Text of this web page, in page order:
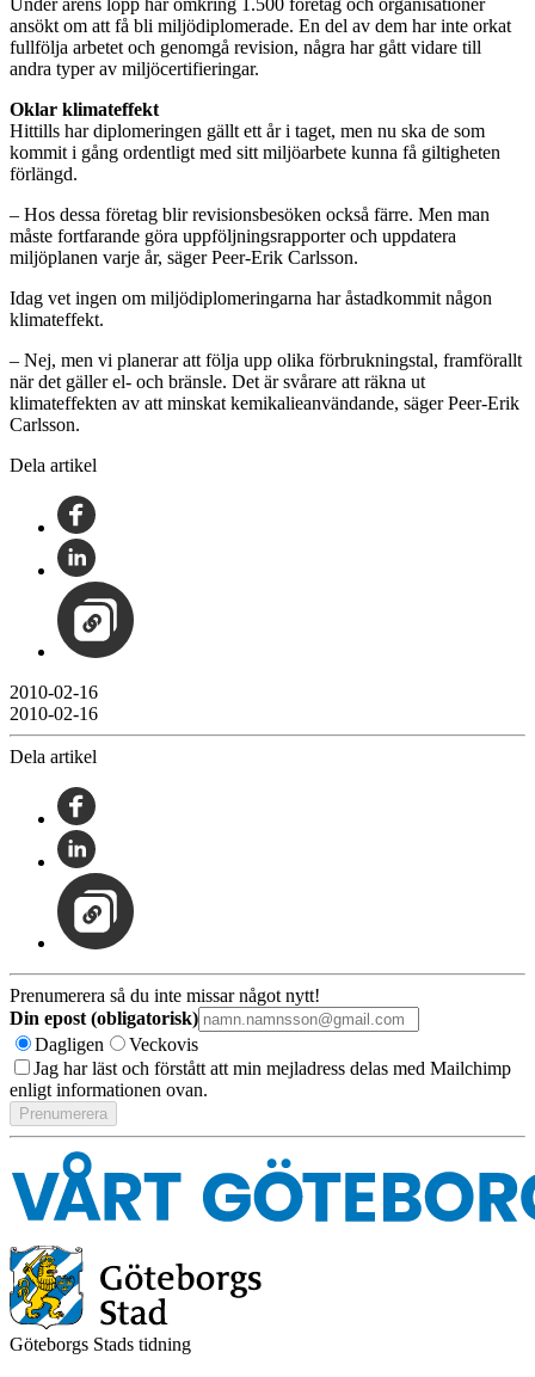
ansökt om att få bli miljödiplomerade. En del av dem har inte orkat
fullfölja arbetet och genomgå revision, några har gått vidare till
andra typer av miljöcertifieringar.
Oklar klimateffekt
Hittills har diplomeringen gällt ett år i taget, men nu ska de som
kommit i gång ordentligt med sitt miljöarbete kunna få giltigheten
förlängd.
– Hos dessa företag blir revisionsbesöken också färre. Men man
måste fortfarande göra uppföljningsrapporter och uppdatera
miljöplanen varje år, säger Peer-Erik Carlsson.
Idag vet ingen om miljödiplomeringarna har åstadkommit någon
klimateffekt.
– Nej, men vi planerar att följa upp olika förbrukningstal, framförallt
när det gäller el- och bränsle. Det är svårare att räkna ut
klimateffekten av att minskat kemikalieanvändande, säger Peer-Erik
Carlsson.
Dela artikel
2010-02-16
2010-02-16
Dela artikel
Prenumerera så du inte missar något nytt!
Din epost (obligatorisk)
Dagligen
Veckovis
Jag har läst och förstått att min mejladress delas med Mailchimp
enligt informationen ovan.
Göteborgs Stads tidning